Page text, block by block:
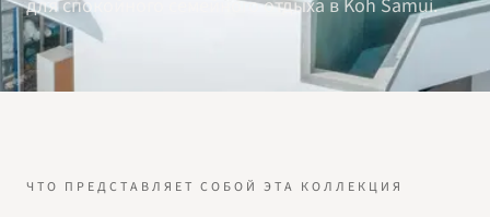
для спокойного семейного отдыха в Koh Samui.
ЧТО ПРЕДСТАВЛЯЕТ СОБОЙ ЭТА КОЛЛЕКЦИЯ